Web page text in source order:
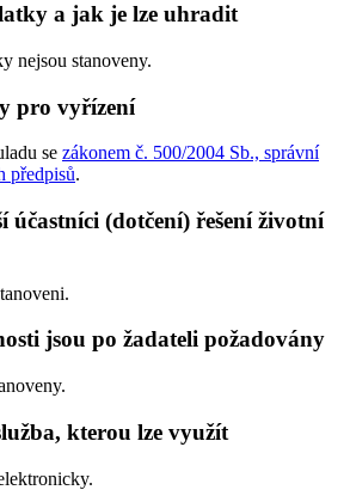
a jak je lze uhradit
nejsou stanoveny.
pro vyřízení
se zákonem č. 500/2004 Sb., správní
předpisů.
účastníci (dotčení) řešení životní
jsou po žadateli požadovány
kterou lze využít